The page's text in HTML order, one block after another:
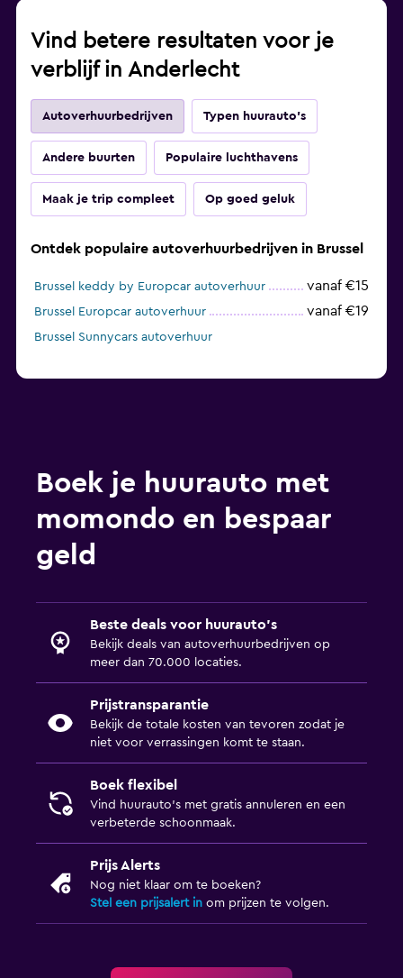
Vind betere resultaten voor je
verblijf in Anderlecht
Autoverhuurbedrijven Typen huurauto's
Andere buurten Populaire luchthavens
Maak je trip compleet Op goed geluk
Ontdek populaire autoverhuurbedrijven in Brussel
Brussel keddy by Europcar autoverhuur vanaf €15
Brussel Europcar autoverhuur vanaf €19
Brussel Sunnycars autoverhuur
Boek je huurauto met
momondo en bespaar
geld
Beste deals voor huurauto's
Bekijk deals van autoverhuurbedrijven op
meer dan 70.000 locaties.
Prijstransparantie
Bekijk de totale kosten van tevoren zodat je
niet voor verrassingen komt te staan.
Boek flexibel
Vind huurauto's met gratis annuleren en een
verbeterde schoonmaak.
Prijs Alerts
Nog niet klaar om te boeken?
Stel een prijsalert in om prijzen te volgen.